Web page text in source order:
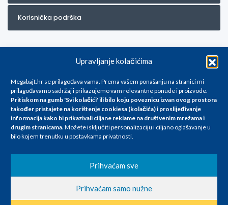
Upravljanje kolačićima
Megabajt.hr se prilagođava vama. Prema vašem ponašanju na stranici mi
prilagođavamo sadržaj i prikazujemo vam relevantne ponude i proizvode.
Pritiskom na gumb 'Svi kolačići' ili bilo koju poveznicu izvan ovog prostora
također pristajete na korištenje cookiesa (kolačića) i proslijeđivanje
informacija kako bi prikazivali ciljane reklame na društvenim mrežama i
drugim stranicama.Možete isključiti personalizaciju i ciljano oglašavanje u
bilo kojem trenutku u postavkama privatnosti.
Prihvaćam sve
Prihvaćam samo nužne
Korisnička podrška
Za artikle kojih trenutno nema u ponudi obratite nam se na
info@megabajt.hr. Sve cijene su informativnog karaktera i podložne su
promjenama, a
iskazane su za avansno plaćanje(gotovina) u Eurima i uključuju PDV. Sve
se razlikovati od cijena u našim poslovnicama. Trudimo se dati što bolji
i točniji opis i sliku. Unatoč tome, ne možemo garantirati da su svi
nastale u opisu proizvoda, greške prilikom štampanja te promjene
cijena.